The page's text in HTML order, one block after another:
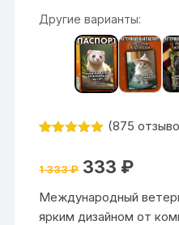
Другие варианты:
на основе
пользовател
ей
(875
1 333₽ Первоначальная
цена
1
333 ₽.
333 ₽Текущая
Международный
ярким дизайном от